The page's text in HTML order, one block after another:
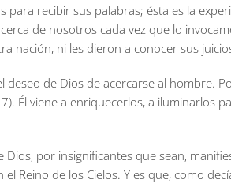
recibir sus palabras; ésta es la
de nosotros cada vez que lo
nación, ni les dieron a conocer sus
deseo de Dios de acercarse al hombre.
Él viene a enriquecerlos, a
Dios, por insignificantes que sean,
Reino de los Cielos. Y es que, como